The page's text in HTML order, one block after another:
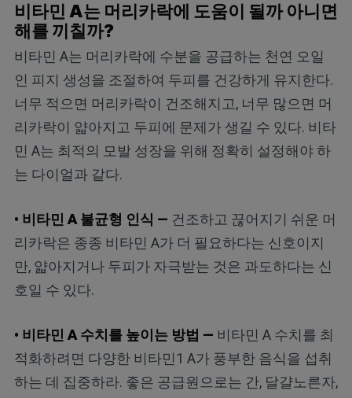
비타민 A는 머리카락에 도움이 될까 아니면
해를 끼칠까?
비타민 A는 머리카락에 수분을 공급하는 천연 오일
인 피지 생성을 조절하여 두피를 건강하게 유지한다.
너무 적으면 머리카락이 건조해지고, 너무 많으면 머
리카락이 얇아지고 두피에 문제가 생길 수 있다. 비타
민 A는 최적의 모발 성장을 위해 정확히 설정해야 하
는 다이얼과 같다.
• 비타민 A 불균형 인식 — 건조하고 끊어지기 쉬운 머
리카락은 종종 비타민 A가 더 필요하다는 신호이지
만, 얇아지거나 두피가 자극받는 것은 과도하다는 신
호일 수 있다.
• 비타민 A 수치를 높이는 방법 — 비타민 A 수치를 최
적화하려면 다양한 비타민1 A가 풍부한 음식을 섭취
하는 데 집중하라. 좋은 공급원으로는 간, 달걀노른자,